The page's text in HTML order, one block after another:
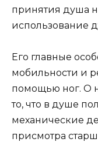
принятия душа
использование
Его главные
мобильности и
помощью ног. О
то, что в душе
механические
присмотра